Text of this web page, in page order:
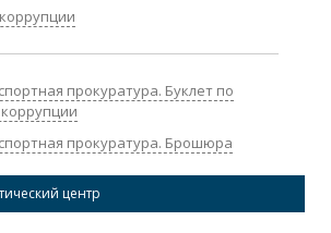
прокуратура. Буклет по
прокуратура. Брошюра
центр